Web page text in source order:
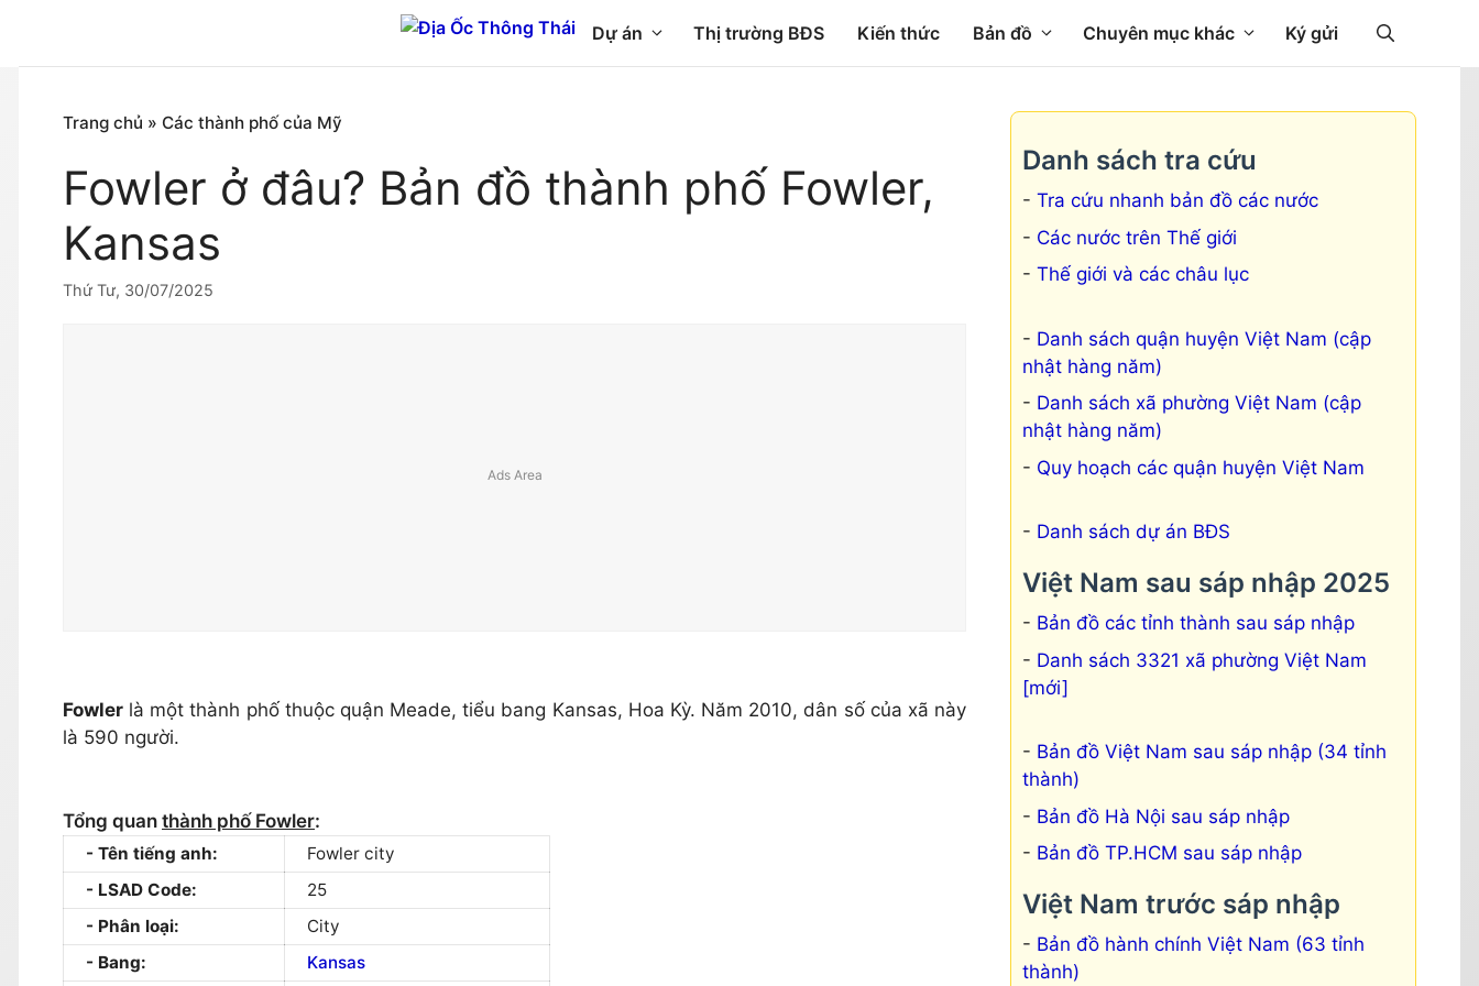
nội
Dự án Thị trường BĐS Kiến thức Bản đồ Chuyên mục khác Ký gửi
Trang chủ » Các thành phố của Mỹ
Fowler ở đâu? Bản đồ thành phố Fowler,
Kansas
Thứ Tư, 30/07/2025
Fowler là một thành phố thuộc quận Meade, tiểu bang Kansas, Hoa Kỳ. Năm 2010, dân số của xã này
là 590 người.
Tổng quan thành phố Fowler:
Tên tiếng anh:
Fowler city
LSAD Code:
25
Phân loại:
City
Bang:
Kansas
Danh sách tra cứu
Tra cứu nhanh bản đồ các nước
Các nước trên Thế giới
Thế giới và các châu lục
Danh sách quận huyện Việt Nam (cập
nhật hàng năm)
Danh sách xã phường Việt Nam (cập
nhật hàng năm)
Quy hoạch các quận huyện Việt Nam
Danh sách dự án BĐS
Việt Nam sau sáp nhập 2025
Bản đồ các tỉnh thành sau sáp nhập
Danh sách 3321 xã phường Việt Nam
[mới]
Bản đồ Việt Nam sau sáp nhập (34 tỉnh
thành)
Bản đồ Hà Nội sau sáp nhập
Bản đồ TP.HCM sau sáp nhập
Việt Nam trước sáp nhập
Bản đồ hành chính Việt Nam (63 tỉnh
thành)